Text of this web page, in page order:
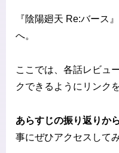
『陰陽廻天 Re:バース
へ。
ここでは、各話レビュ
クできるようにリンク
あらすじの振り返りか
事にぜひアクセスして